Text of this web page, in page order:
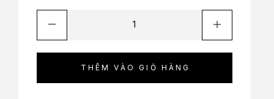
THÊM VÀO GIỎ HÀNG